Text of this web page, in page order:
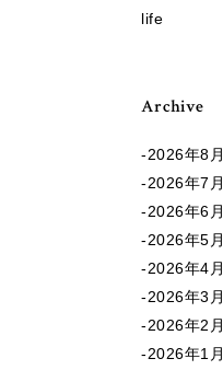
life
Archive
2026年8月
2026年7月
2026年6月
2026年5月
2026年4月
2026年3月
2026年2月
2026年1月